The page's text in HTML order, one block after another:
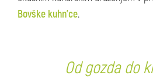
Bovške kuhn’ce.
Od gozda do